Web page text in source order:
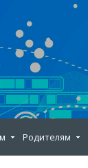
Родителям